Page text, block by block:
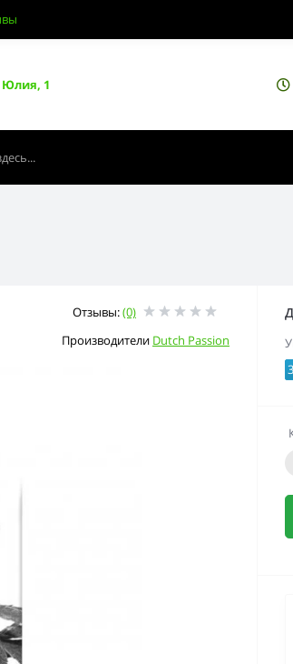
Юлия, 1
Отзывы:(0)
Производители Dutch Passion